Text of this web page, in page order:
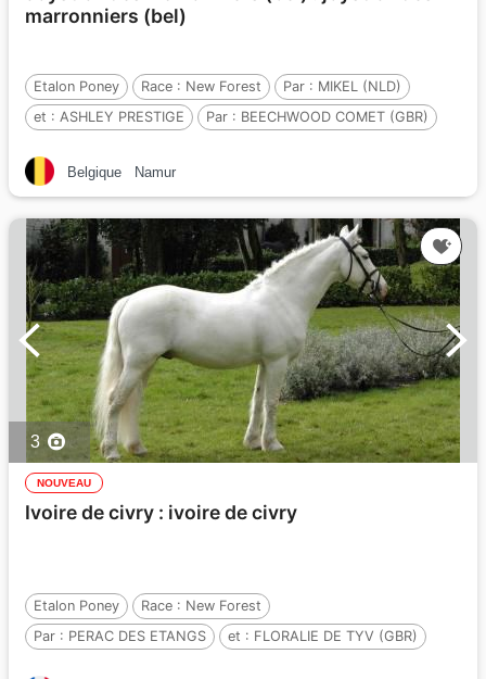
marronniers (bel)
Etalon Poney Race : New Forest Par : MIKEL (NLD)
et : ASHLEY PRESTIGE Par : BEECHWOOD COMET (GBR)
Belgique Namur
3
NOUVEAU
Ivoire de civry : ivoire de civry
Etalon Poney Race : New Forest
Par : PERAC DES ETANGS et : FLORALIE DE TYV (GBR)